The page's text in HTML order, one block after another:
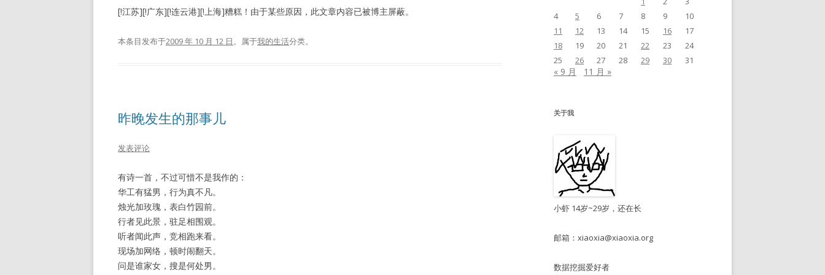
[!江苏][!广东][!连云港][!上海]糟糕！由于某些原因，此文章内容已被博主屏蔽。
本条目发布于2009 年 10 月 12 日。属于我的生活分类。
昨晚发生的那事儿
发表评论
有诗一首，不过可惜不是我作的：
华工有猛男，行为真不凡。
烛光加玫瑰，表白竹园前。
行者见此景，驻足相围观。
听者闻此声，竞相跑来看。
现场加网络，顿时闹翻天。
问是谁家女，搜是何处男。
4
5 6 7 8 9
10
11
12 13 14 15 16
17
18
19 20 21 22 23
24
25
26 27 28 29 30 31
« 9 月 11 月 »
关于我
小虾 14岁~29岁，还在长
邮箱： xiaoxia@xiaoxia.org
数据挖掘爱好者